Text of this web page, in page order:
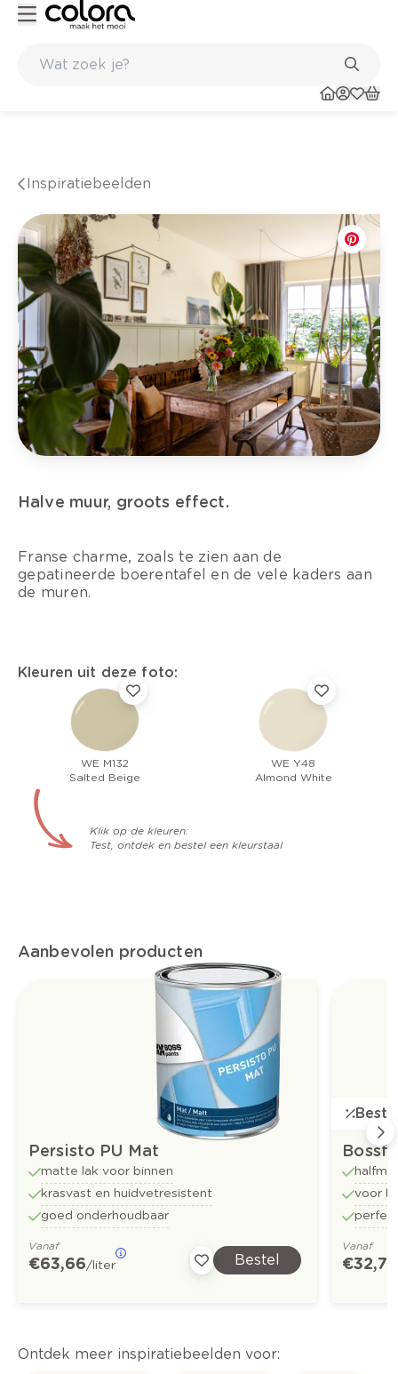
Inspiratiebeelden
Halve muur, groots effect.
Franse charme, zoals te zien aan de
gepatineerde boerentafel en de vele kaders aan
de muren.
Kleuren uit deze foto:
WE M132
Salted Beige
WE Y48
Almond White
Klik op de kleuren:
Test, ontdek en bestel een kleurstaal
Aanbevolen producten
Persisto PU Mat
matte lak voor binnen
krasvast en huidvetresistent
goed onderhoudbaar
Vanaf
€ 63,66/liter Bestel
voor
Vanaf
€ 32,73
Ontdek meer inspiratiebeelden voor: